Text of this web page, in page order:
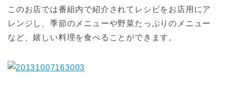
このお店では番組内で紹介されてレシピをお店用にア
レンジし、季節のメニューや野菜たっぷりのメニュー
など、嬉しい料理を食べることができます。